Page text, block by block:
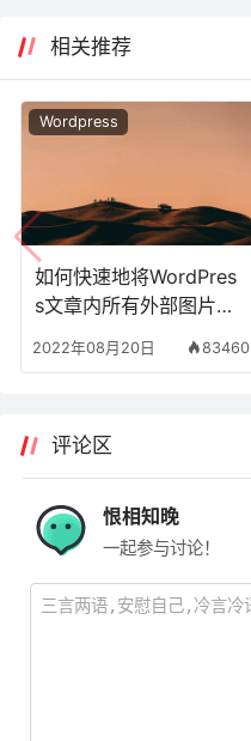
相关推荐
如何快速地将WordPres
s文章内所有外部图片转
2022年08月20日 83460
Wordpress
评论区
恨相知晚
一起参与讨论！